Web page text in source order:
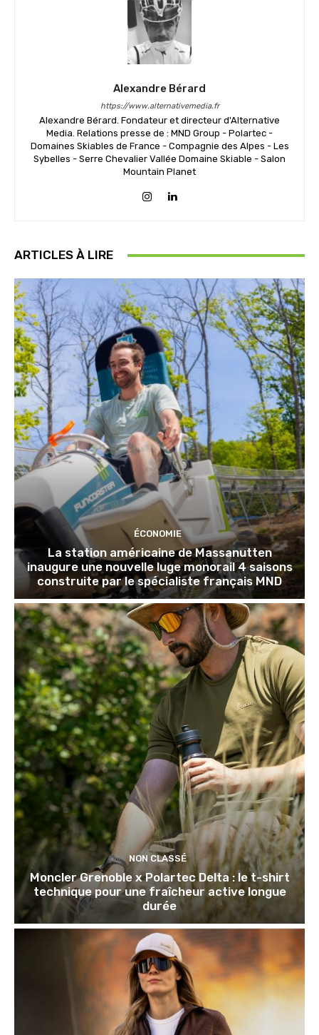
Alexandre Bérard
https://www.alternativemedia.fr
Alexandre Bérard. Fondateur et directeur d'Alternative
Media. Relations presse de : MND Group - Polartec -
Domaines Skiables de France - Compagnie des Alpes - Les
Sybelles - Serre Chevalier Vallée Domaine Skiable - Salon
Mountain Planet
ARTICLES À LIRE
ÉCONOMIE
La station américaine de Massanutten
inaugure une nouvelle luge monorail 4 saisons
construite par le spécialiste français MND
NON CLASSÉ
Moncler Grenoble x Polartec Delta : le t-shirt
technique pour une fraîcheur active longue
durée